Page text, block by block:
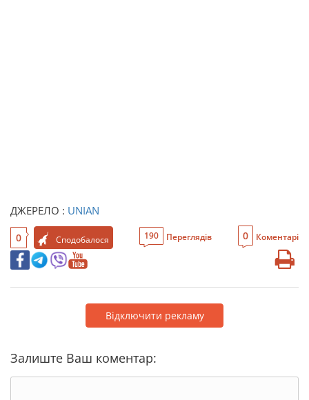
ДЖЕРЕЛО : UNIAN
0 Сподобалося 190 Переглядів 0 Коментарі
Відключити рекламу
Залиште Ваш коментар: